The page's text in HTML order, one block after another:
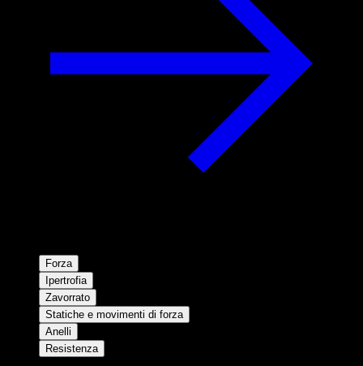
Forza
Ipertrofia
Zavorrato
Statiche e movimenti di forza
Anelli
Resistenza